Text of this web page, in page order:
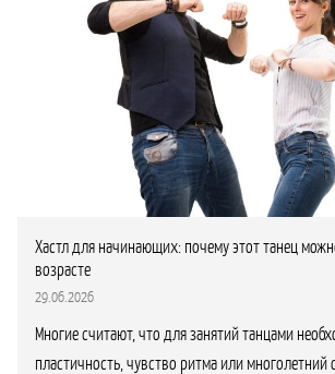
Хастл для начинающих: почему этот танец
возрасте
29.06.2026
Многие считают, что для занятий танцами
пластичность, чувство ритма или многолетний